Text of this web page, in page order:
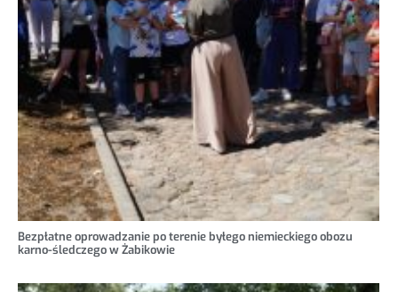
Bezpłatne oprowadzanie po terenie byłego niemieckiego obozu
karno-śledczego w Żabikowie